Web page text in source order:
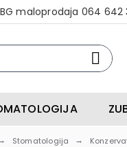
BG maloprodaja 064 642
Stomatologija